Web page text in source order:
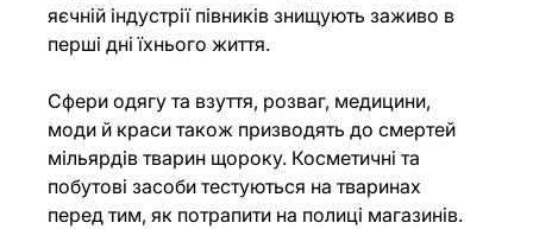
яєчній індустрії півників знищують заживо в
перші дні їхнього життя.
Сфери одягу та взуття, розваг, медицини,
моди й краси також призводять до смертей
мільярдів тварин щороку. Косметичні та
побутові засоби тестуються на тваринах
перед тим, як потрапити на полиці магазинів.